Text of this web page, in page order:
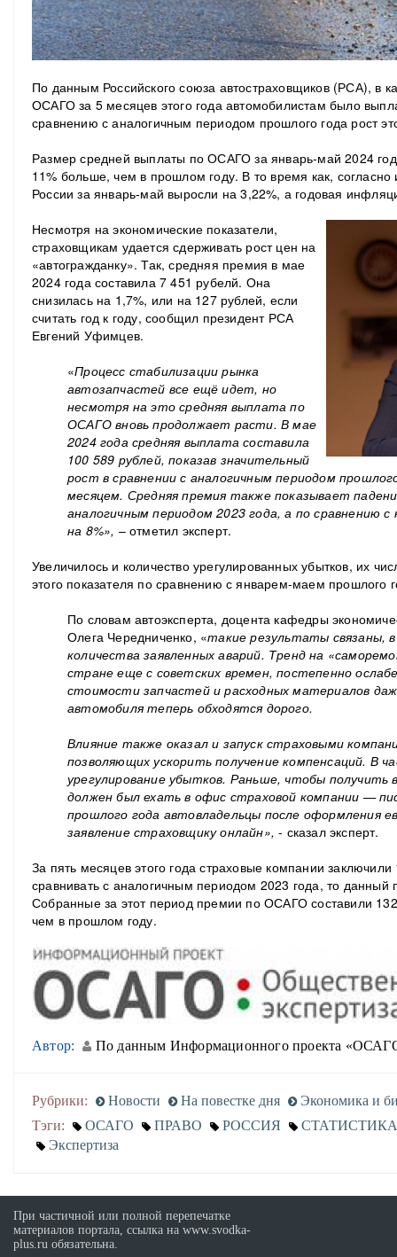
По данным Российского союза автостраховщиков (РСА), в
ОСАГО за 5 месяцев этого года автомобилистам было
сравнению с аналогичным периодом прошлого года рост
Размер средней выплаты по ОСАГО за январь-май 2024
11% больше, чем в прошлом году. В то время как,
России за январь-май выросли на 3,22%, а годовая
Несмотря на экономические показатели,
страховщикам удается сдерживать рост цен на
«автогражданку». Так, средняя премия в мае
2024 года составила 7 451 рубелй. Она
снизилась на 1,7%, или на 127 рублей, если
считать год к году, сообщил президент РСА
Евгений Уфимцев.
«Процесс стабилизации рынка
автозапчастей все ещё идет, но
несмотря на это средняя выплата по
ОСАГО вновь продолжает расти. В мае
2024 года средняя выплата составила
100 589 рублей, показав значительный
рост в сравнении с аналогичным периодом
месяцем. Средняя премия также показывает
аналогичным периодом 2023 года, а по сравнению с
на 8%», – отметил эксперт.
Увеличилось и количество урегулированных убытков, их
этого показателя по сравнению с январем-маем прошлого
По словам автоэксперта, доцента кафедры
Олега Чередниченко, «такие результаты связаны,
количества заявленных аварий. Тренд на
стране еще с советских времен, постепенно
стоимости запчастей и расходных материалов
автомобиля теперь обходятся дорого.
Влияние также оказал и запуск страховыми
позволяющих ускорить получение компенсаций. В
урегулирование убытков. Раньше, чтобы
должен был ехать в офис страховой компании —
прошлого года автовладельцы после оформления
заявление страховщику онлайн», - сказал эксперт.
За пять месяцев этого года страховые компании
сравнивать с аналогичным периодом 2023 года, то данный
Собранные за этот период премии по ОСАГО составили
чем в прошлом году.
Автор: По данным Информационного проекта
Рубрики: Новости На повестке дня
Экономика и
Тэги:
ОСАГО ПРАВО РОССИЯ
СТАТИСТИКА
Экспертиза
При частичной или полной перепечатке
материалов портала, ссылка на www.svodka-
plus.ru обязательна.